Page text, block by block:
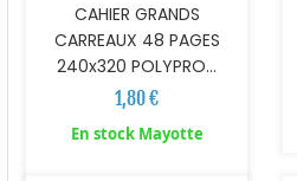
CAHIER GRANDS
CARREAUX 48 PAGES
240x320 POLYPRO...
1,80 €
En stock Mayotte